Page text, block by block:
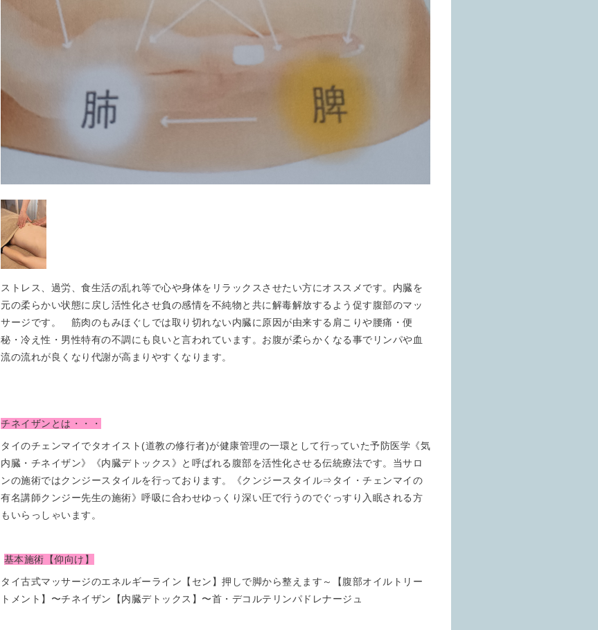
ストレス、過労、食生活の乱れ等で心や身体をリラックスさせたい方にオススメです。内臓を
元の柔らかい状態に戻し活性化させ負の感情を不純物と共に解毒解放するよう促す腹部のマッ
サージです。 筋肉のもみほぐしでは取り切れない内臓に原因が由来する肩こりや腰痛・便
秘・冷え性・男性特有の不調にも良いと言われています。お腹が柔らかくなる事でリンパや血
流の流れが良くなり代謝が高まりやすくなります。
チネイザンとは・・・
タイのチェンマイでタオイスト(道教の修行者)が健康管理の一環として行っていた予防医学《気
内臓・チネイザン》《内臓デトックス》と呼ばれる腹部を活性化させる伝統療法です。当サロ
ンの施術ではクンジースタイルを行っております。《クンジースタイル⇒タイ・チェンマイの
有名講師クンジー先生の施術》呼吸に合わせゆっくり深い圧で行うのでぐっすり入眠される方
もいらっしゃいます。
基本施術【仰向け】
タイ古式マッサージのエネルギーライン【セン】押しで脚から整えます～【腹部オイルトリー
トメント】〜チネイザン【内臓デトックス】〜首・デコルテリンパドレナージュ